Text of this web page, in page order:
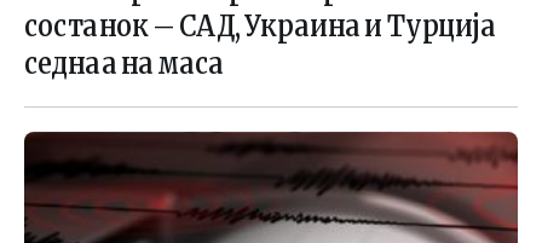
состанок – САД, Украина и Турција
седнаа на маса